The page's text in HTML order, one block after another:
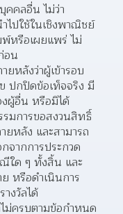
คคลอื่น ไม่ว่า
ไปใช้ในเชิงพาณิชย์
หรือเผยแพร่ ไม่
อน
หลังว่าผู้เข้ารอบ
ปกปิดข้อเท็จจริง มี
ผู้อื่น หรือมิได้
มการขอสงวนสิทธิ์
ยหลัง และสามารถ
จากการประกวด
ใด ๆ ทั้งสิ้น และ
หรือดำเนินการ
งวัลได้